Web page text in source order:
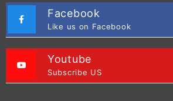
Facebook
Like us on Facebook
Youtube
Subscribe US